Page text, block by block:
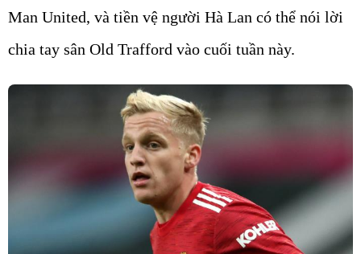
Man United, và tiền vệ người Hà Lan có thể nói lời
chia tay sân Old Trafford vào cuối tuần này.